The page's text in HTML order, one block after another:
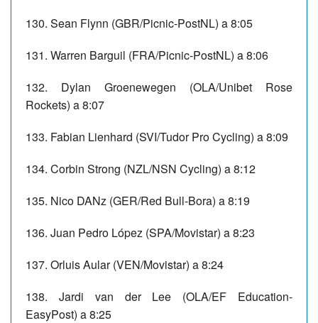
130. Sean Flynn (GBR/Picnic-PostNL) a 8:05
131. Warren Barguil (FRA/Picnic-PostNL) a 8:06
132. Dylan Groenewegen (OLA/Unibet Rose
Rockets) a 8:07
133. Fabian Lienhard (SVI/Tudor Pro Cycling) a 8:09
134. Corbin Strong (NZL/NSN Cycling) a 8:12
135. Nico DANz (GER/Red Bull-Bora) a 8:19
136. Juan Pedro López (SPA/Movistar) a 8:23
137. Orluis Aular (VEN/Movistar) a 8:24
138. Jardi van der Lee (OLA/EF Education-
EasyPost) a 8:25